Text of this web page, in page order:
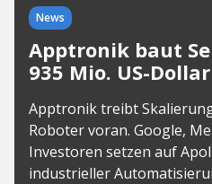
News
Apptronik baut
935 Mio. US-
Apptronik treibt
Roboter voran. Google,
Investoren setzen auf
industrieller